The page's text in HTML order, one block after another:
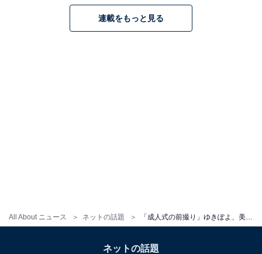
All About ニュース ネットの話題
連載をもっと見る
ネットの話題